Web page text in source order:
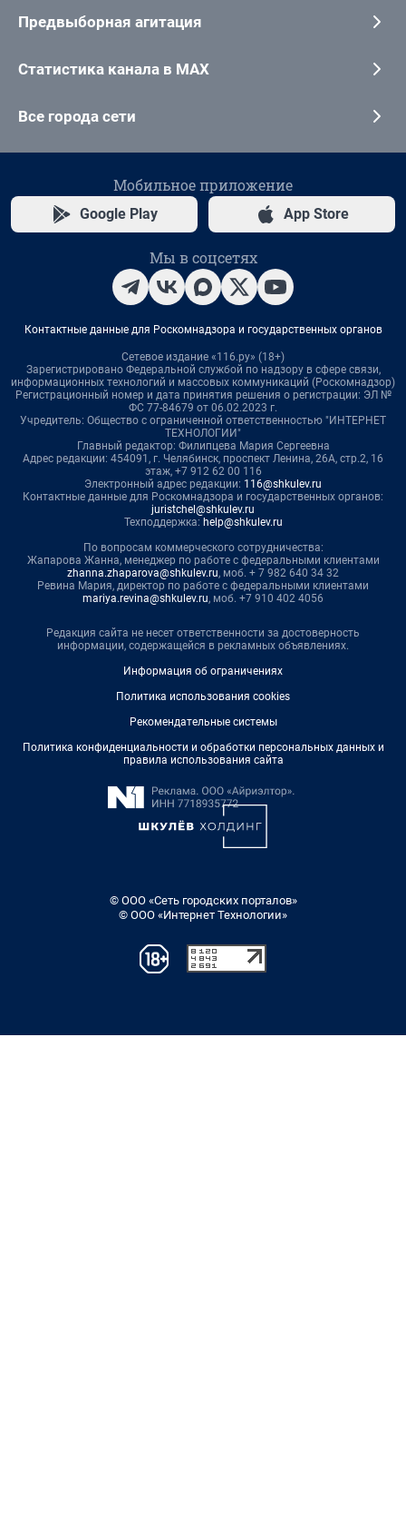
Предвыборная агитация
Статистика канала в MAX
Все города сети
Мобильное приложение
Google Play App Store
Мы в соцсетях
Контактные данные для Роскомнадзора и государственных органов
Сетевое издание «116.ру» (18+)
Зарегистрировано Федеральной службой по надзору в сфере связи,
информационных технологий и массовых коммуникаций (Роскомнадзор)
Регистрационный номер и дата принятия решения о регистрации: ЭЛ №
ФС 77-84679 от 06.02.2023 г.
Учредитель: Общество с ограниченной ответственностью "ИНТЕРНЕТ
ТЕХНОЛОГИИ"
Главный редактор: Филипцева Мария Сергеевна
Адрес редакции: 454091, г. Челябинск, проспект Ленина, 26А, стр.2, 16
этаж, +7 912 62 00 116
Электронный адрес редакции: 116@shkulev.ru
Контактные данные для Роскомнадзора и государственных органов:
juristchel@shkulev.ru
Техподдержка: help@shkulev.ru
По вопросам коммерческого сотрудничества:
Жапарова Жанна, менеджер по работе с федеральными клиентами
zhanna.zhaparova@shkulev.ru, моб. + 7 982 640 34 32
Ревина Мария, директор по работе с федеральными клиентами
mariya.revina@shkulev.ru, моб. +7 910 402 4056
Редакция сайта не несет ответственности за достоверность
информации, содержащейся в рекламных объявлениях.
Информация об ограничениях
Политика использования cookies
Рекомендательные системы
Политика конфиденциальности и обработки персональных данных и
правила использования сайта
© ООО «Сеть городских порталов»
© ООО «Интернет Технологии»